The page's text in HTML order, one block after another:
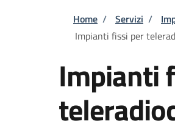
Briciole
Home / Servizi /
Impianti fissi per
Impianti